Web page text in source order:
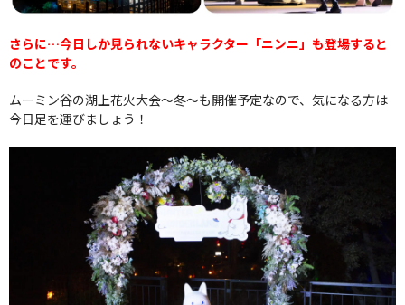
さらに…今日しか見られないキャラクター「ニンニ」も登場すると
のことです。
ムーミン谷の湖上花火大会～冬～も開催予定なので、気になる方は
今日足を運びましょう！